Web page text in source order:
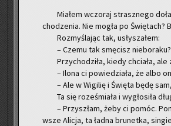
Mia­łem wczo­raj strasz­ne­go
cho­dze­nia. Nie mogła po Świę­tach?
Roz­my­śla­jąc tak, usły­sza­łem:
– Czemu tak smę­cisz
Przy­cho­dzi­ła, kiedy chcia­ła,
– Ilona ci po­wie­dzia­ła, że albo
– Ale w Wi­gi­lię i Świę­ta będę
Ta się ro­ze­śmia­ła i wy­gło­si­ła
– Przy­szłam, żeby ci pomóc.
wsze Ali­cja, ta ładna bru­net­ka,